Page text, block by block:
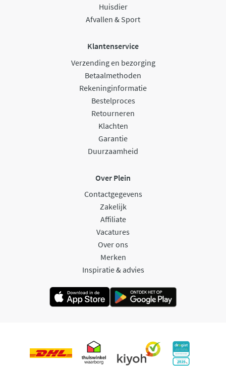
Huisdier
Afvallen & Sport
Klantenservice
Verzending en bezorging
Betaalmethoden
Rekeninginformatie
Bestelproces
Retourneren
Klachten
Garantie
Duurzaamheid
Over Plein
Contactgegevens
Zakelijk
Affiliate
Vacatures
Over ons
Merken
Inspiratie & advies